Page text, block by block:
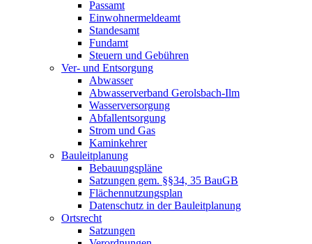
Passamt
Einwohnermeldeamt
Standesamt
Fundamt
Steuern und Gebühren
Ver- und Entsorgung
Abwasser
Abwasserverband Gerolsbach-Ilm
Wasserversorgung
Abfallentsorgung
Strom und Gas
Kaminkehrer
Bauleitplanung
Bebauungspläne
Satzungen gem. §§34, 35 BauGB
Flächennutzungsplan
Datenschutz in der Bauleitplanung
Ortsrecht
Satzungen